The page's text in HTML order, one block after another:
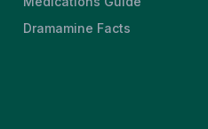
Dramamine Facts